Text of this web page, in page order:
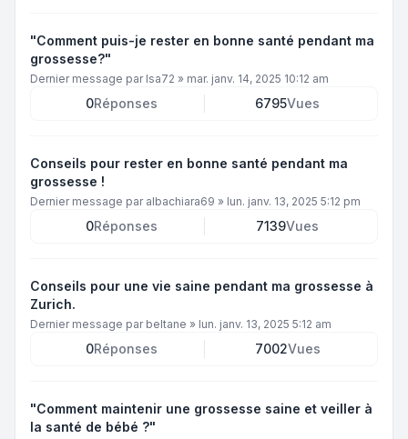
"Comment puis-je rester en bonne santé pendant ma
grossesse?"
Dernier message par Isa72 » mar. janv. 14, 2025 10:12 am
0Réponses 6795Vues
Conseils pour rester en bonne santé pendant ma
grossesse !
Dernier message par albachiara69 » lun. janv. 13, 2025 5:12 pm
0Réponses 7139Vues
Conseils pour une vie saine pendant ma grossesse à
Zurich.
Dernier message par beltane » lun. janv. 13, 2025 5:12 am
0Réponses 7002Vues
"Comment maintenir une grossesse saine et veiller à
la santé de bébé ?"